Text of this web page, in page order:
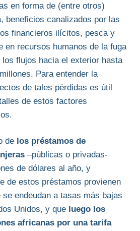
en forma de (entre otros)
beneficios canalizados por las
financieros ilícitos, pesca y
en recursos humanos de la fuga
flujos hacia el exterior hasta
Para entender la
de tales pérdidas es útil
de estos factores
de los préstamos de
–públicas o privadas-
de dólares al año, y
de estos préstamos provienen
endeudan a tasas más bajas
Unidos, y que luego los
africanas por una tarifa